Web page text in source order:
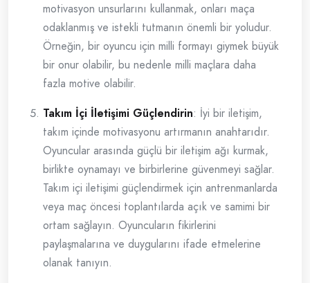
motivasyon unsurlarını kullanmak, onları maça
odaklanmış ve istekli tutmanın önemli bir yoludur.
Örneğin, bir oyuncu için milli formayı giymek büyük
bir onur olabilir, bu nedenle milli maçlara daha
fazla motive olabilir.
Takım İçi İletişimi Güçlendirin: İyi bir iletişim,
takım içinde motivasyonu artırmanın anahtarıdır.
Oyuncular arasında güçlü bir iletişim ağı kurmak,
birlikte oynamayı ve birbirlerine güvenmeyi sağlar.
Takım içi iletişimi güçlendirmek için antrenmanlarda
veya maç öncesi toplantılarda açık ve samimi bir
ortam sağlayın. Oyuncuların fikirlerini
paylaşmalarına ve duygularını ifade etmelerine
olanak tanıyın.